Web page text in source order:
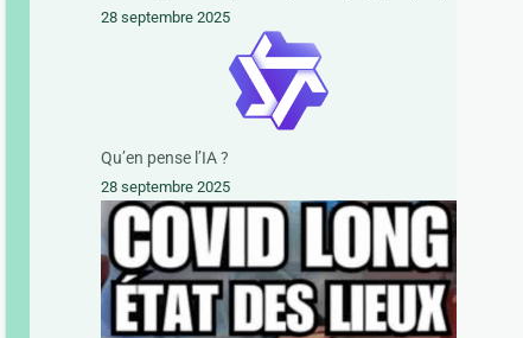
28 septembre 2025
Qu’en pense l’IA ?
28 septembre 2025